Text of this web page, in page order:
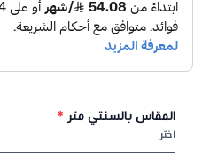
المقاس بالسنتي متر *
اختر